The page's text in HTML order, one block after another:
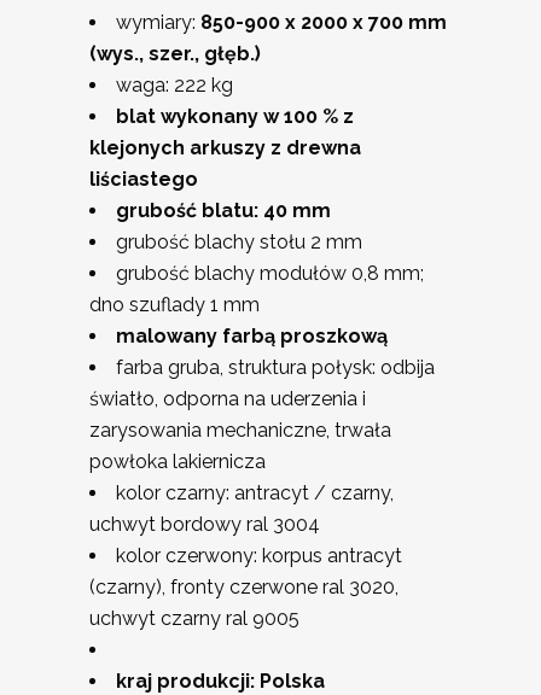
wymiary: 850-900 x 2000 x 700 mm
(wys., szer., głęb.)
waga: 222 kg
blat wykonany w 100 % z
klejonych arkuszy z drewna
liściastego
grubość blatu: 40 mm
grubość blachy stołu 2 mm
grubość blachy modułów 0,8 mm;
dno szuflady 1 mm
malowany farbą proszkową
farba gruba, struktura połysk: odbija
światło, odporna na uderzenia i
zarysowania mechaniczne, trwała
powłoka lakiernicza
kolor czarny: antracyt / czarny,
uchwyt bordowy ral 3004
kolor czerwony: korpus antracyt
(czarny), fronty czerwone ral 3020,
uchwyt czarny ral 9005
kraj produkcji: Polska